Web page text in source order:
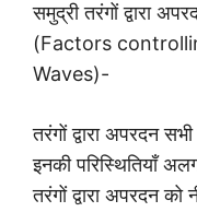
समुद्री तरंगों द्वारा
(Factors
Waves)-
तरंगों द्वारा अपरदन
इनकी परिस्थितियाँ
तरंगों द्वारा अपरदन